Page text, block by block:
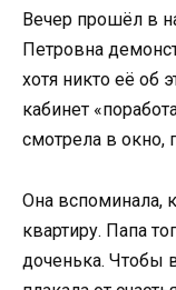
Вечер прошёл в
Петровна
хотя никто её об
кабинет
смотрела в окно,
Она вспоминала,
квартиру. Папа
доченька. Чтобы